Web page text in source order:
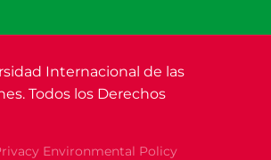
Internacional de las
Todos los Derechos
Environmental Policy